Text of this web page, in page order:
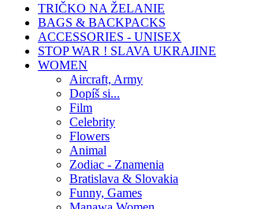
TRIČKO NA ŽELANIE
BAGS & BACKPACKS
ACCESSORIES - UNISEX
STOP WAR ! SLAVA UKRAJINE
WOMEN
Aircraft, Army
Dopíš si...
Film
Celebrity
Flowers
Animal
Zodiac - Znamenia
Bratislava & Slovakia
Funny, Games